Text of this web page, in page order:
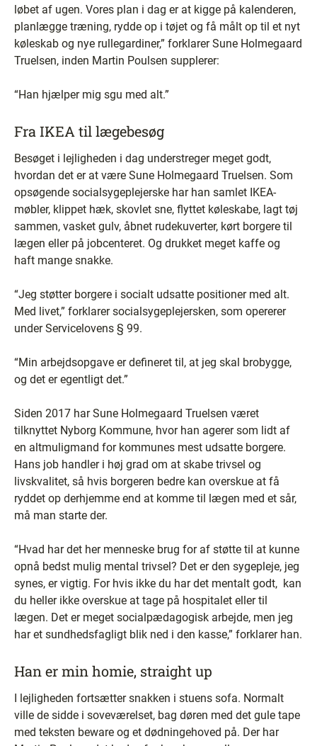
løbet af ugen. Vores plan i dag er at kigge på kalenderen,
planlægge træning, rydde op i tøjet og få målt op til et nyt
køleskab og nye rullegardiner,” forklarer Sune Holmegaard
Truelsen, inden Martin Poulsen supplerer:
“Han hjælper mig sgu med alt.”
Fra IKEA til lægebesøg
Besøget i lejligheden i dag understreger meget godt,
hvordan det er at være Sune Holmegaard Truelsen. Som
opsøgende socialsygeplejerske har han samlet IKEA-
møbler, klippet hæk, skovlet sne, flyttet køleskabe, lagt tøj
sammen, vasket gulv, åbnet rudekuverter, kørt borgere til
lægen eller på jobcenteret. Og drukket meget kaffe og
haft mange snakke.
“Jeg støtter borgere i socialt udsatte positioner med alt.
Med livet,” forklarer socialsygeplejersken, som opererer
under Servicelovens § 99.
“Min arbejdsopgave er defineret til, at jeg skal brobygge,
og det er egentligt det.”
Siden 2017 har Sune Holmegaard Truelsen været
tilknyttet Nyborg Kommune, hvor han agerer som lidt af
en altmuligmand for kommunes mest udsatte borgere.
Hans job handler i høj grad om at skabe trivsel og
livskvalitet, så hvis borgeren bedre kan overskue at få
ryddet op derhjemme end at komme til lægen med et sår,
må man starte der.
“Hvad har det her menneske brug for af støtte til at kunne
opnå bedst mulig mental trivsel? Det er den sygepleje, jeg
synes, er vigtig. For hvis ikke du har det mentalt godt, kan
du heller ikke overskue at tage på hospitalet eller til
lægen. Det er meget socialpædagogisk arbejde, men jeg
har et sundhedsfagligt blik ned i den kasse,” forklarer han.
Han er min homie, straight up
I lejligheden fortsætter snakken i stuens sofa. Normalt
ville de sidde i soveværelset, bag døren med det gule tape
med teksten beware og et dødningehoved på. Der har